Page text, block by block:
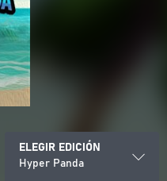
ELEGIR EDICIÓN
Hyper Panda